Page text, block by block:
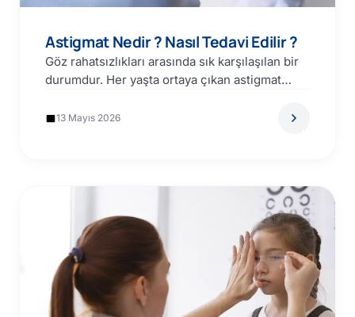
Astigmat Nedir ? Nasıl Tedavi Edilir ?
Göz rahatsızlıkları arasında sık karşılaşılan bir
durumdur. Her yaşta ortaya çıkan astigmat
13 Mayıs 2026